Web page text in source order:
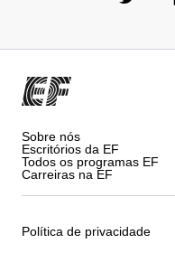
Sobre nós
Escritórios da EF
Todos os programas EF
Carreiras na EF
Política de privacidade